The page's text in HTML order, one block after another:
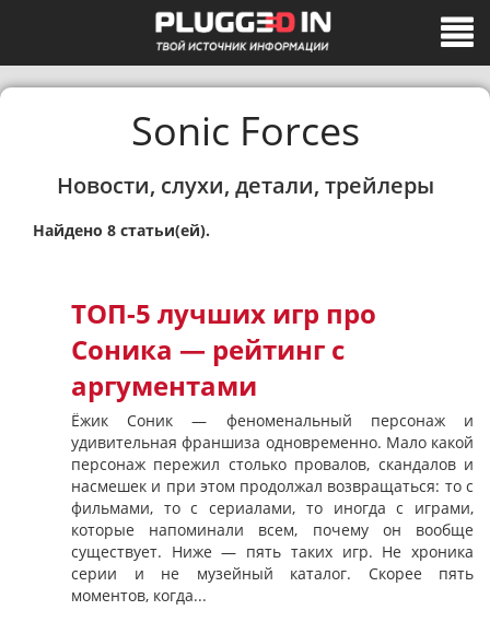
Sonic Forces
Новости, слухи, детали, трейлеры
Найдено 8 статьи(ей).
ТОП-5 лучших игр про
Соника — рейтинг с
аргументами
Ёжик Соник — феноменальный персонаж и
удивительная франшиза одновременно. Мало какой
персонаж пережил столько провалов, скандалов и
насмешек и при этом продолжал возвращаться: то с
фильмами, то с сериалами, то иногда с играми,
которые напоминали всем, почему он вообще
существует. Ниже — пять таких игр. Не хроника
серии и не музейный каталог. Скорее пять
моментов, когда...